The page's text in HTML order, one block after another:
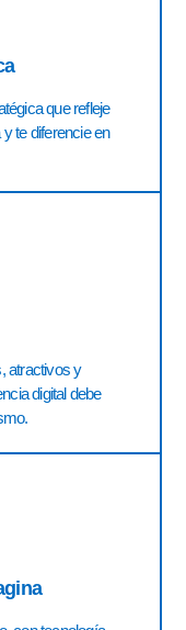
que refleje
te diferencie en
atractivos y
digital debe